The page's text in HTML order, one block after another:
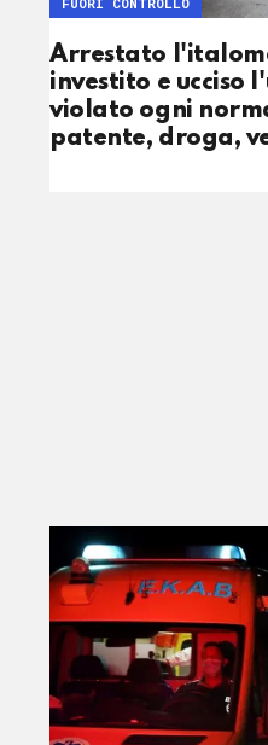
Arrestato
investito e ucciso
violato ogni
patente, droga,